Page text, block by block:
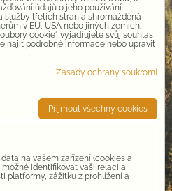
údajů o jeho používání.
služby třetích stran a shromážděná
v EU, USA nebo jiných zemích.
cookie“ vyjadřujete svůj souhlas
najít podrobné informace nebo upravit
Zásady ochrany soukromí
Přijmout všechny cookies
na vašem zařízení (cookies a
identifikovat vaši relaci a
platformy, zážitku z prohlížení a